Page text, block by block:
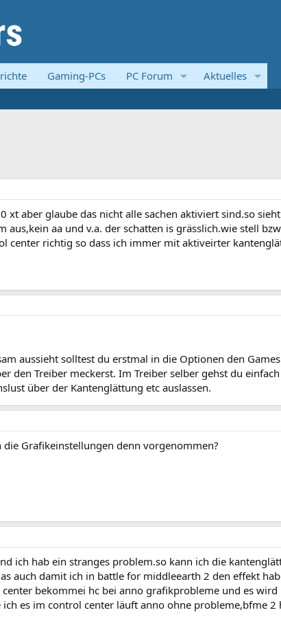
Gaming-PCs PC Forum Aktuelles
xt aber glaube das nicht alle sachen aktiviert sind.so
aus,kein aa und v.a. der schatten is grässlich.wie stell
center richtig so dass ich immer mit aktiveirter
aussieht solltest du erstmal in die Optionen den
den Treiber meckerst. Im Treiber selber gehst du
über der Kantenglättung etc auslassen.
die Grafikeinstellungen denn vorgenommen?
ich hab ein stranges problem.so kann ich die
auch damit ich in battle for middleearth 2 den effekt
bekommei hc bei anno grafikprobleme und es
es im control center läuft anno ohne probleme,bfme 2